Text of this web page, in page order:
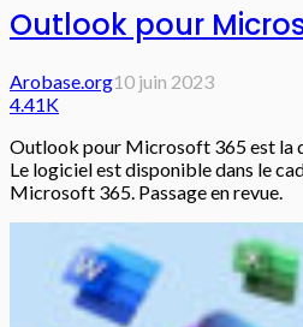
Outlook pour
Arobase.org10 juin 2023
4.41K
Outlook pour Microsoft 365 est la
Le logiciel est disponible dans le
Microsoft 365. Passage en revue.